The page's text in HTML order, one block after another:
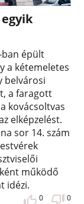
ban épült
a kétemeletes
belvárosi
a faragott
kovácsoltvas
elképzelést.
sor 14. szám
működő
idézi.
0 0